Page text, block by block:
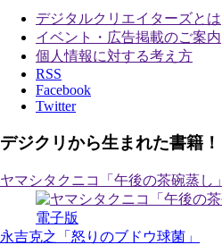
デジタルクリエイターズとは
イベント・広告掲載のご案内
個人情報に対する考え方
RSS
Facebook
Twitter
デジクリから生まれた書籍！
ヤマシタクニコ「午後の茶碗蒸し」
電子版
永吉克之「怒りのブドウ球菌」